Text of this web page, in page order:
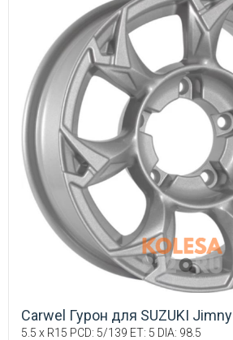
Carwel Гурон для SUZUKI Jimny
5.5 x R15 PCD: 5/139 ET: 5 DIA: 98.5